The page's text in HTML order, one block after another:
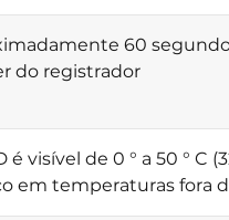
60
do registrador
é visível de 0 ° a 50 ° C
em temperaturas fora